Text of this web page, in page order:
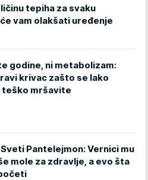
tepiha za svaku
vam olakšati uređenje
godine, ni metabolizam:
krivac zašto se lako
teško mršavite
Pantelejmon: Vernici mu
mole za zdravlje, a evo šta